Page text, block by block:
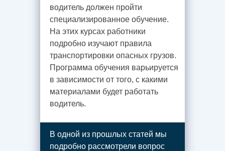
водитель должен пройти
специализированное обучение.
На этих курсах работники
подробно изучают правила
транспортировки опасных грузов.
Программа обучения варьируется
в зависимости от того, с какими
материалами будет работать
водитель.
В одной из прошлых статей мы
подробно рассмотрели вопрос